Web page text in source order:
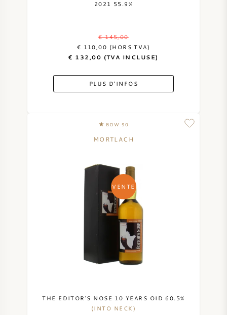
2021 55.9%
€ 145,00
€ 110,00 (HORS TVA)
€ 132,00 (TVA INCLUSE)
PLUS D'INFOS
BOW 90
VENTE
MORTLACH
THE EDITOR'S NOSE 10 YEARS OID 60.5%
(INTO NECK)